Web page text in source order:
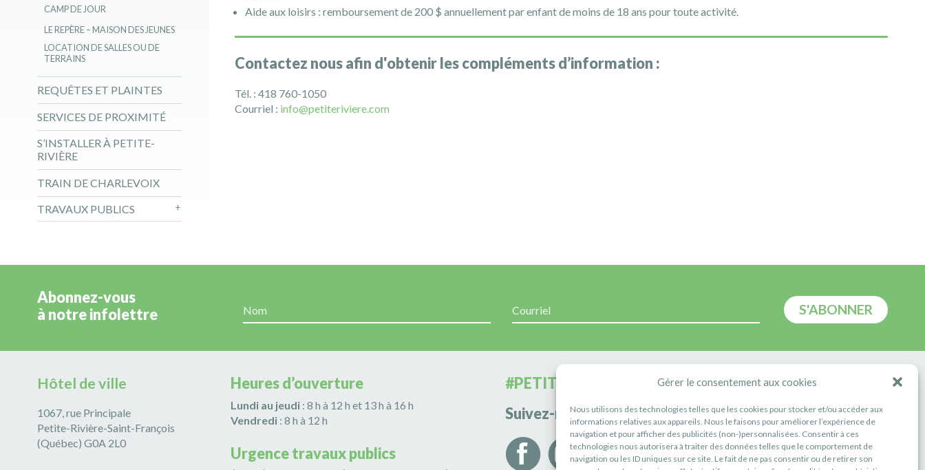
Gérer le consentement aux cookies
Nous utilisons des technologies telles que les cookies pour stocker et/ou accéder aux
informations relatives aux appareils. Nous le faisons pour améliorer l’expérience de
navigation et pour afficher des publicités (non-)personnalisées. Consentir à ces
technologies nous autorisera à traiter des données telles que le comportement de
navigation ou les ID uniques sur ce site. Le fait de ne pas consentir ou de retirer son
CAMP DE JOUR
LE REPÈRE – MAISON DES JEUNES
LOCATION DE SALLES OU DE
TERRAINS
REQUÊTES ET PLAINTES
SERVICES DE PROXIMITÉ
S’INSTALLER À PETITE-
RIVIÈRE
TRAIN DE CHARLEVOIX
TRAVAUX PUBLICS
Aide aux loisirs : remboursement de 200 $ annuellement par enfant de moins de 18 ans pour toute activité.
Contactez nous afin d'obtenir les compléments d’information :
Tél. : 418 760-1050
Courriel : info@petiteriviere.com
Abonnez-vous
à notre infolettre
Hôtel de ville
1067, rue Principale
Petite-Rivière-Saint-François
(Québec) G0A 2L0
Heures d’ouverture
Lundi au jeudi: 8 h à 12 h et 13 h à 16 h
Vendredi : 8 h à 12 h
Urgence travaux publics
#PETITERIVIÈRE
Suivez-nous